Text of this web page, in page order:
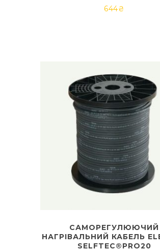
644₴
САМОРЕГУЛЮЮЧИЙ
НАГРІВАЛЬНИЙ КАБЕЛЬ
SELFTEC®PRO20